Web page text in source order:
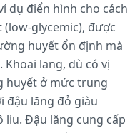
dụ điển hình cho cách
glycemic), được
huyết ổn định mà
lang, dù có vị
huyết ở mức trung
đậu lăng đỏ giàu
Đậu lăng cung cấp